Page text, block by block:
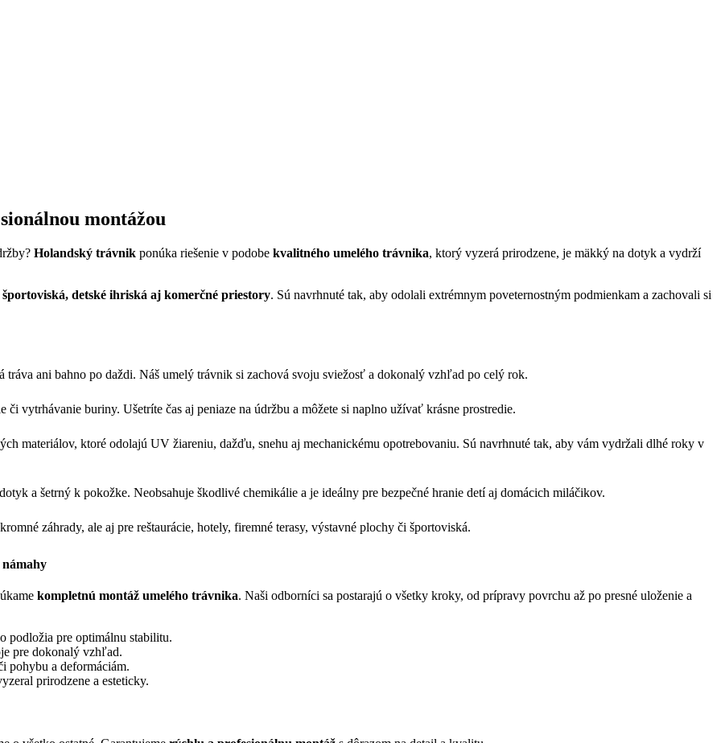
montážou
Holandský trávnik ponúka riešenie v podobe kvalitného umelého trávnika, ktorý vyzerá prirodzene, je mäkký na dotyk a vydrží
detské ihriská aj komerčné priestory. Sú navrhnuté tak, aby odolali extrémnym poveternostným podmienkam a zachovali si
tráva ani bahno po daždi. Náš umelý trávnik si zachová svoju sviežosť a dokonalý vzhľad po celý rok.
vytrhávanie buriny. Ušetríte čas aj peniaze na údržbu a môžete si naplno užívať krásne prostredie.
materiálov, ktoré odolajú UV žiareniu, dažďu, snehu aj mechanickému opotrebovaniu. Sú navrhnuté tak, aby vám vydržali dlhé roky v
a šetrný k pokožke. Neobsahuje škodlivé chemikálie a je ideálny pre bezpečné hranie detí aj domácich miláčikov.
záhrady, ale aj pre reštaurácie, hotely, firemné terasy, výstavné plochy či športoviská.
kompletnú montáž umelého trávnika. Naši odborníci sa postarajú o všetky kroky, od prípravy povrchu až po presné uloženie a
podložia pre optimálnu stabilitu.
pre dokonalý vzhľad.
pohybu a deformáciám.
prirodzene a esteticky.